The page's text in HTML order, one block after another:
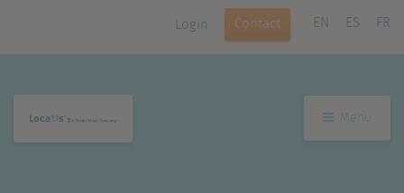
Login Contact EN ES FR
Menu